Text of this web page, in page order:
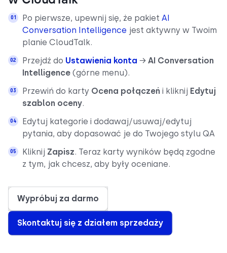
Po pierwsze, upewnij się, że pakiet AI
Conversation Intelligence jest aktywny w Twoim
planie CloudTalk.
Przejdź do Ustawienia konta → AI Conversation
Intelligence (górne menu).
Przewiń do karty Ocena połączeń i kliknij Edytuj
szablon oceny.
Edytuj kategorie i dodawaj/usuwaj/edytuj
pytania, aby dopasować je do Twojego stylu QA
Kliknij Zapisz. Teraz karty wyników będą zgodne
z tym, jak chcesz, aby były oceniane.
Wypróbuj za darmo
Skontaktuj się z działem sprzedaży